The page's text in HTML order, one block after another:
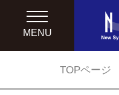
MENU
TOPページ